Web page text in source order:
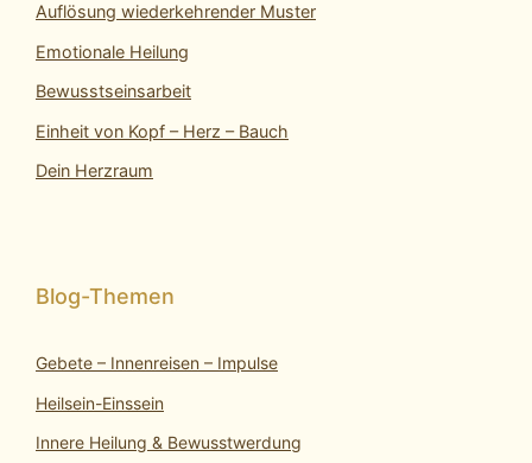
Auflösung wiederkehrender Muster
Emotionale Heilung
Bewusstseinsarbeit
Einheit von Kopf – Herz – Bauch
Dein Herzraum
Gebete – Innenreisen – Impulse
Heilsein-Einssein
Innere Heilung & Bewusstwerdung